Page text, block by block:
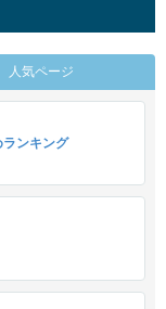
人気ページ
ンキング